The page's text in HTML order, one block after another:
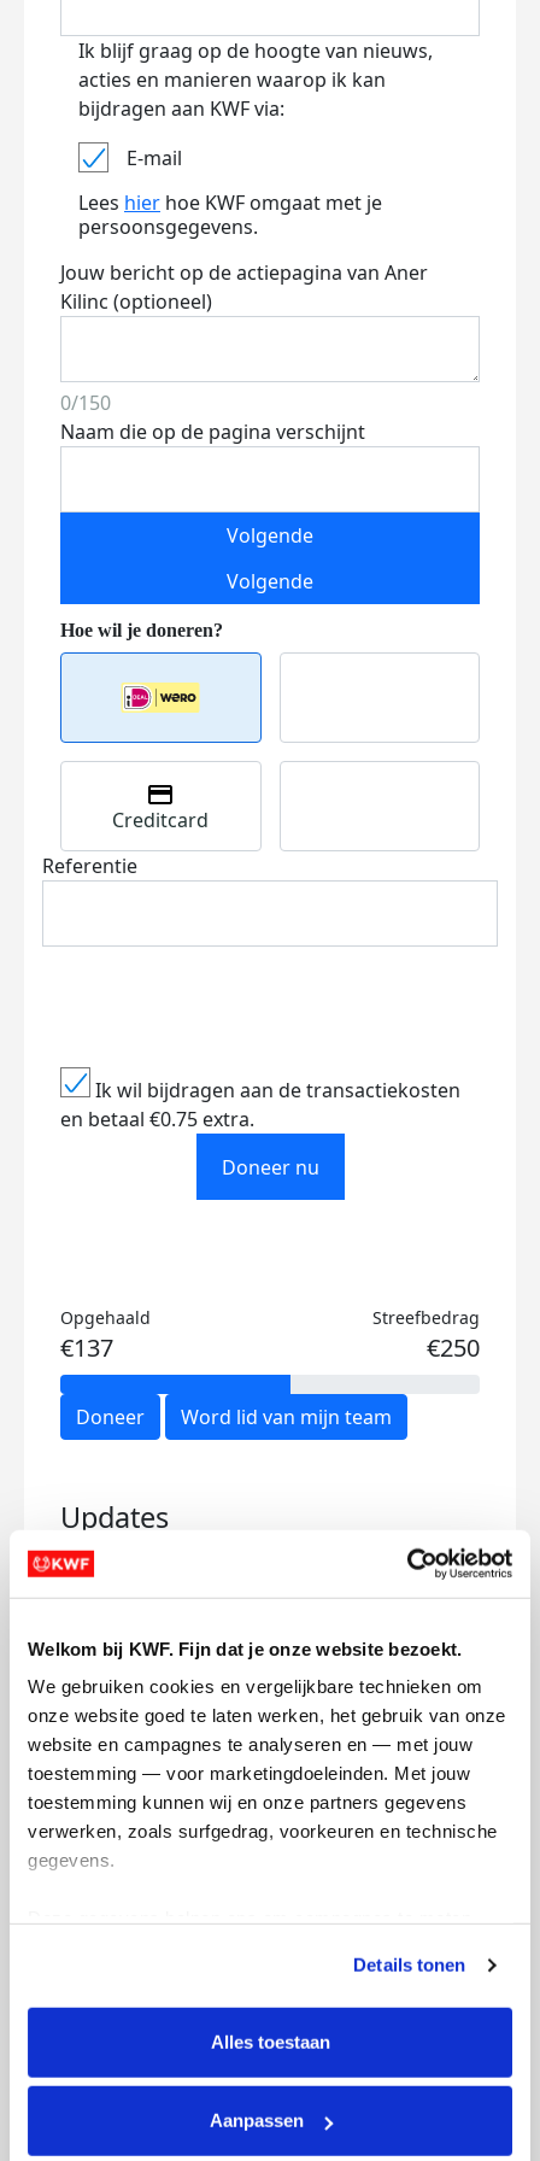
Welkom bij KWF. Fijn dat je onze website bezoekt.
We gebruiken cookies en vergelijkbare technieken om
onze website goed te laten werken, het gebruik van onze
website en campagnes te analyseren en — met jouw
toestemming — voor marketingdoeleinden. Met jouw
toestemming kunnen wij en onze partners gegevens
verwerken, zoals surfgedrag, voorkeuren en technische
gegevens.
tonen. Je kunt je toestemming op elk moment wijzigen of
intrekken via Cookie instellingen onderaan de pagina. De
lijst met cookies is te vinden in het tabblad “details”.
Details tonen
Alles toestaan
Aanpassen
Ik blijf graag op de hoogte van nieuws,
acties en manieren waarop ik kan
bijdragen aan KWF via:
E-mail
Lees hier hoe KWF omgaat met je
persoonsgegevens.
Jouw bericht op de actiepagina van Aner
Kilinc (optioneel)
0/150
Naam die op de pagina verschijnt
Volgende
Volgende
Creditcard
Referentie
Ik wil bijdragen aan de transactiekosten
en betaal €0.75 extra.
Doneer nu
Opgehaald
€137
Streefbedrag
€250
Doneer Word lid van mijn team
Updates
Day 7
zaterdag 9 mei 2026